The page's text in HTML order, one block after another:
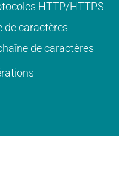
g
e
s
HTTP/HTTPS
de caractères
de caractères